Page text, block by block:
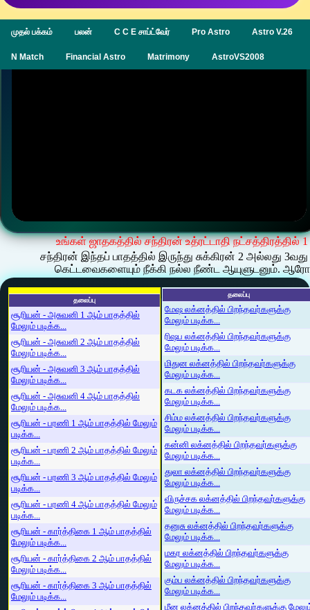
முதல் பக்கம் பலன் C C E சாப்ட்வேர் Pro Astro Astro V.26
N Match Financial Astro Matrimony AstroVS2008
உங்கள் ஜாதகத்தில் சந்திரன் உத்ரட்டாதி
சந்திரன் இந்தப் பாதத்தில் இருந்து சுக்கிரன் 2 அல்லது
கெட்டவைகளையும் நீக்கி நல்ல நீண்ட ஆயுளுடனும்.
தலைப்பு
சூரியன் - அசுவனி 1 ஆம் பாதத்தில்
மேலும் படிக்க...
சூரியன் - அசுவனி 2 ஆம் பாதத்தில்
மேலும் படிக்க...
சூரியன் - அசுவனி 3 ஆம் பாதத்தில்
மேலும் படிக்க...
சூரியன் - அசுவனி 4 ஆம் பாதத்தில்
மேலும் படிக்க...
சூரியன் - பரணி 1 ஆம் பாதத்தில் மேலும்
படிக்க...
சூரியன் - பரணி 2 ஆம் பாதத்தில் மேலும்
படிக்க...
சூரியன் - பரணி 3 ஆம் பாதத்தில் மேலும்
படிக்க...
சூரியன் - பரணி 4 ஆம் பாதத்தில் மேலும்
படிக்க...
சூரியன் - கார்த்திகை 1 ஆம் பாதத்தில்
மேலும் படிக்க...
சூரியன் - கார்த்திகை 2 ஆம் பாதத்தில்
மேலும் படிக்க...
சூரியன் - கார்த்திகை 3 ஆம் பாதத்தில்
மேலும் படிக்க...
தலைப்பு
மேஷ லக்னத்தில் பிறந்தவர்களுக்கு
மேலும் படிக்க...
ரிஷப லக்னத்தில் பிறந்தவர்களுக்கு
மேலும் படிக்க...
மிதுன லக்னத்தில் பிறந்தவர்களுக்கு
மேலும் படிக்க...
கடக லக்னத்தில் பிறந்தவர்களுக்கு
மேலும் படிக்க...
சிம்ம லக்னத்தில் பிறந்தவர்களுக்கு
மேலும் படிக்க...
கன்னி லக்னத்தில் பிறந்தவர்களுக்கு
மேலும் படிக்க...
துலா லக்னத்தில் பிறந்தவர்களுக்கு
மேலும் படிக்க...
விருச்சக லக்னத்தில் பிறந்தவர்களுக்கு
மேலும் படிக்க...
தனுசு லக்னத்தில் பிறந்தவர்களுக்கு
மேலும் படிக்க...
மகர லக்னத்தில் பிறந்தவர்களுக்கு
மேலும் படிக்க...
கும்ப லக்னத்தில் பிறந்தவர்களுக்கு
மேலும் படிக்க...
மீன லக்னத்தில் பிறந்தவர்களுக்கு